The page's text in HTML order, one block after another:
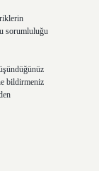
sorumluluğu
bildirmeniz